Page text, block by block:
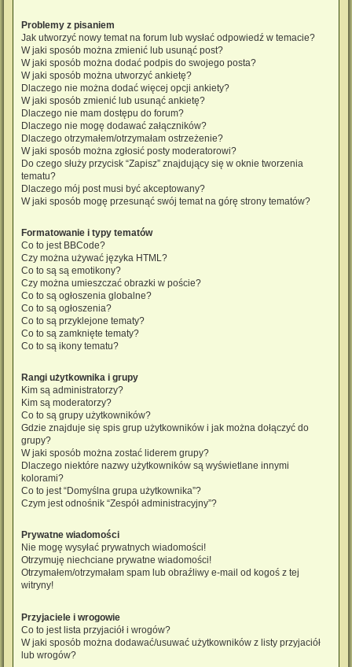
Problemy z pisaniem
Jak utworzyć nowy temat na forum lub wysłać odpowiedź w temacie?
W jaki sposób można zmienić lub usunąć post?
W jaki sposób można dodać podpis do swojego posta?
W jaki sposób można utworzyć ankietę?
Dlaczego nie można dodać więcej opcji ankiety?
W jaki sposób zmienić lub usunąć ankietę?
Dlaczego nie mam dostępu do forum?
Dlaczego nie mogę dodawać załączników?
Dlaczego otrzymałem/otrzymałam ostrzeżenie?
W jaki sposób można zgłosić posty moderatorowi?
Do czego służy przycisk “Zapisz” znajdujący się w oknie tworzenia
tematu?
Dlaczego mój post musi być akceptowany?
W jaki sposób mogę przesunąć swój temat na górę strony tematów?
Formatowanie i typy tematów
Co to jest BBCode?
Czy można używać języka HTML?
Co to są są emotikony?
Czy można umieszczać obrazki w poście?
Co to są ogłoszenia globalne?
Co to są ogłoszenia?
Co to są przyklejone tematy?
Co to są zamknięte tematy?
Co to są ikony tematu?
Rangi użytkownika i grupy
Kim są administratorzy?
Kim są moderatorzy?
Co to są grupy użytkowników?
Gdzie znajduje się spis grup użytkowników i jak można dołączyć do
grupy?
W jaki sposób można zostać liderem grupy?
Dlaczego niektóre nazwy użytkowników są wyświetlane innymi
kolorami?
Co to jest “Domyślna grupa użytkownika”?
Czym jest odnośnik “Zespół administracyjny”?
Prywatne wiadomości
Nie mogę wysyłać prywatnych wiadomości!
Otrzymuję niechciane prywatne wiadomości!
Otrzymałem/otrzymałam spam lub obraźliwy e-mail od kogoś z tej
witryny!
Przyjaciele i wrogowie
Co to jest lista przyjaciół i wrogów?
W jaki sposób można dodawać/usuwać użytkowników z listy przyjaciół
lub wrogów?